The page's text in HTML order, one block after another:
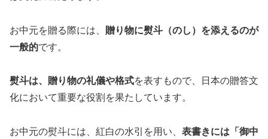
お中元を贈る際には、 贈り物に熨斗（のし）を添えるのが
一般的です。
熨斗は、贈り物の礼儀や格式を表すもので、日本の贈答文
化において重要な役割を果たしています。
お中元の熨斗には、紅白の水引を用い、 表書きには「御中